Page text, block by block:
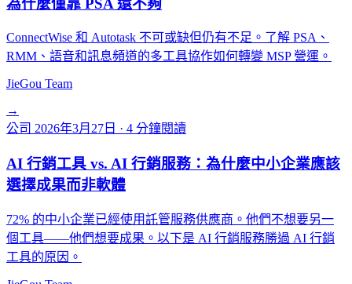
ConnectWise 和 Autotask 不可或缺但仍有不足。了解 PSA、
RMM、語音和訊息頻道的多工具協作如何轉變 MSP 營運。
JieGou Team
→
公司 2026年3月27日 · 4 分鐘閱讀
AI 行銷工具 vs. AI 行銷服務：為什麼中小企業應該
選擇成果而非軟體
72% 的中小企業已經使用託管服務供應商。他們不想要另一
個工具——他們想要成果。以下是 AI 行銷服務勝過 AI 行銷
工具的原因。